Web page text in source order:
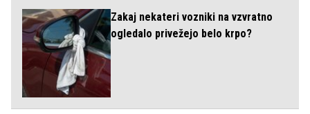
Zakaj nekateri vozniki na vzvratno
ogledalo privežejo belo krpo?